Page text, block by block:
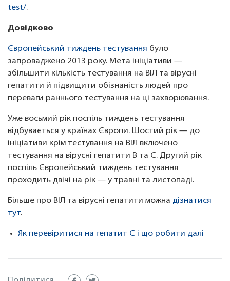
test/.
Довідково
Європейський тиждень тестування було
запроваджено 2013 року. Мета ініціативи —
збільшити кількість тестування на ВІЛ та вірусні
гепатити й підвищити обізнаність людей про
переваги раннього тестування на ці захворювання.
Уже восьмий рік поспіль тиждень тестування
відбувається у країнах Європи. Шостий рік — до
ініціативи крім тестування на ВІЛ включено
тестування на вірусні гепатити В та С. Другий рік
поспіль Європейський тиждень тестування
проходить двічі на рік — у травні та листопаді.
Більше про ВІЛ та вірусні гепатити можна дізнатися
тут.
Як перевіритися на гепатит С і що робити далі